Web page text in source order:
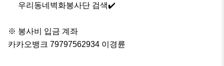
※ 봉사비 입금 계좌
카카오뱅크 79797562934 이경륜